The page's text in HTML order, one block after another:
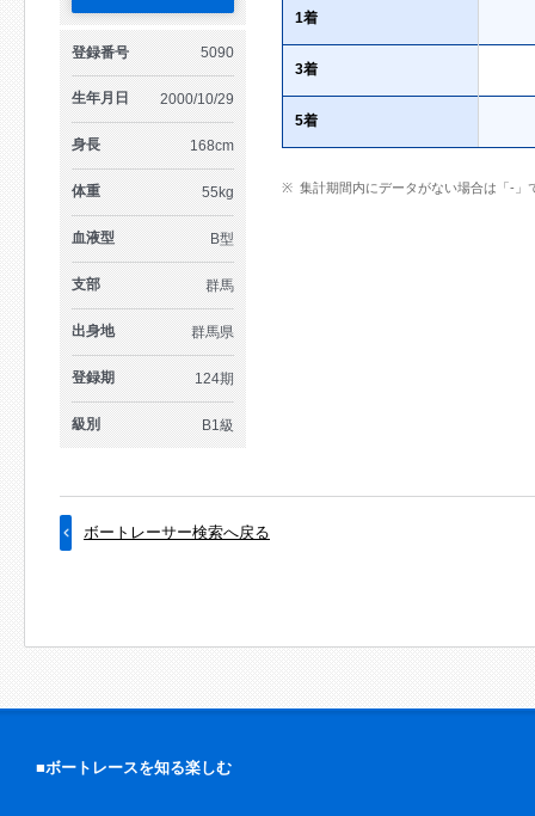
登録番号 5090
生年月日 2000/10/29
身長 168cm
体重 55kg
血液型 B型
支部 群馬
出身地 群馬県
登録期 124期
級別 B1級
1着
3着
5着
集計期間内にデータがない場合は「-」
ボートレーサー検索へ戻る
■ボートレースを知る楽しむ